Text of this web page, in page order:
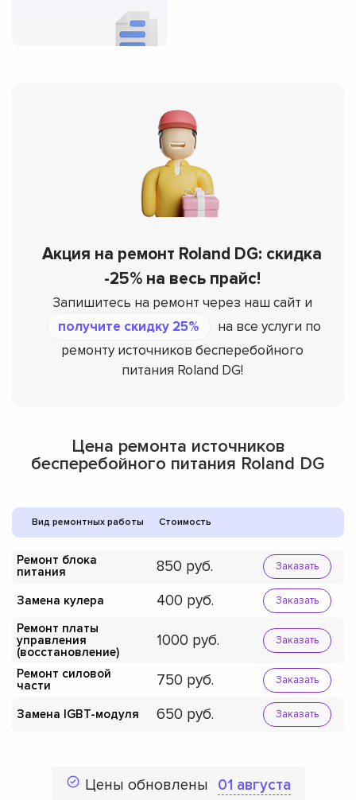
Акция на ремонт Roland DG: скидка
-25% на весь прайс!
Запишитесь на ремонт через наш сайт и
получите скидку 25%
на все услуги по
ремонту источников бесперебойного
питания Roland DG!
Цена ремонта источников
бесперебойного питания Roland DG
Вид ремонтных работы Стоимость
Ремонт блока
питания
850 Заказать
Замена кулера 400 Заказать
Ремонт платы
управления
(восстановление)
1000 Заказать
Ремонт силовой
части
750 Заказать
Замена IGBT-модуля 650 Заказать
Цены обновлены 01 августа